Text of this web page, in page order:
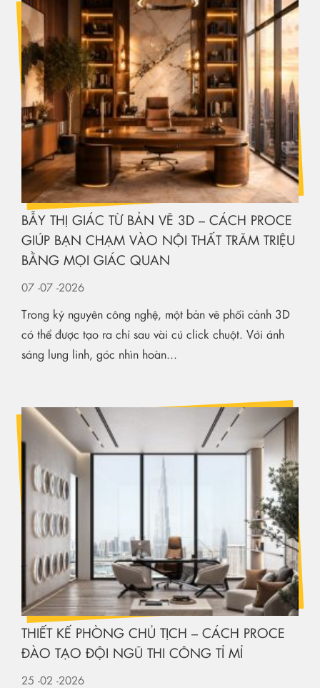
BẪY THỊ GIÁC TỪ BẢN VẼ 3D – CÁCH PROCE
GIÚP BẠN CHẠM VÀO NỘI THẤT TRĂM TRIỆU
BẰNG MỌI GIÁC QUAN
07 -07 -2026
Trong kỷ nguyên công nghệ, một bản vẽ phối cảnh 3D
có thể được tạo ra chỉ sau vài cú click chuột. Với ánh
sáng lung linh, góc nhìn hoàn...
THIẾT KẾ PHÒNG CHỦ TỊCH – CÁCH PROCE
ĐÀO TẠO ĐỘI NGŨ THI CÔNG TỈ MỈ
25 -02 -2026